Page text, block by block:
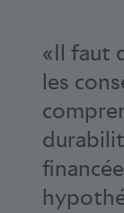
«Il faut
les